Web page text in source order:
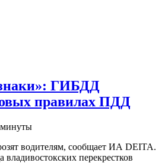
ГИБДД
правилах ПДД
водителям, сообщает ИА DEITA.
перекрестков